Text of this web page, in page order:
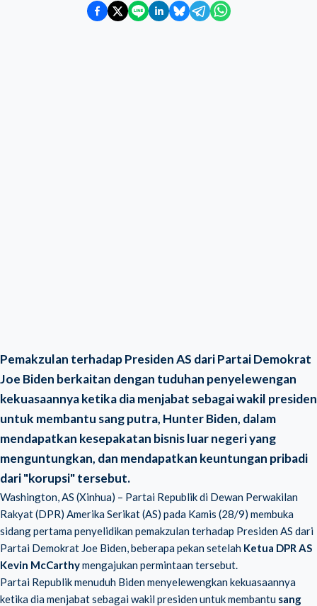
Pemakzulan terhadap Presiden AS dari Partai Demokrat
Joe Biden berkaitan dengan tuduhan penyelewengan
kekuasaannya ketika dia menjabat sebagai wakil presiden
untuk membantu sang putra, Hunter Biden, dalam
mendapatkan kesepakatan bisnis luar negeri yang
menguntungkan, dan mendapatkan keuntungan pribadi
dari "korupsi" tersebut.
Washington, AS (Xinhua) – Partai Republik di Dewan Perwakilan
Rakyat (DPR) Amerika Serikat (AS) pada Kamis (28/9) membuka
sidang pertama penyelidikan pemakzulan terhadap Presiden AS dari
Partai Demokrat Joe Biden, beberapa pekan setelah Ketua DPR AS
Kevin McCarthymengajukan permintaan tersebut.
Partai Republik menuduh Biden menyelewengkan kekuasaannya
ketika dia menjabat sebagai wakil presiden untuk membantu sang